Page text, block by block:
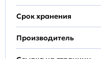
Срок хранения
Производитель